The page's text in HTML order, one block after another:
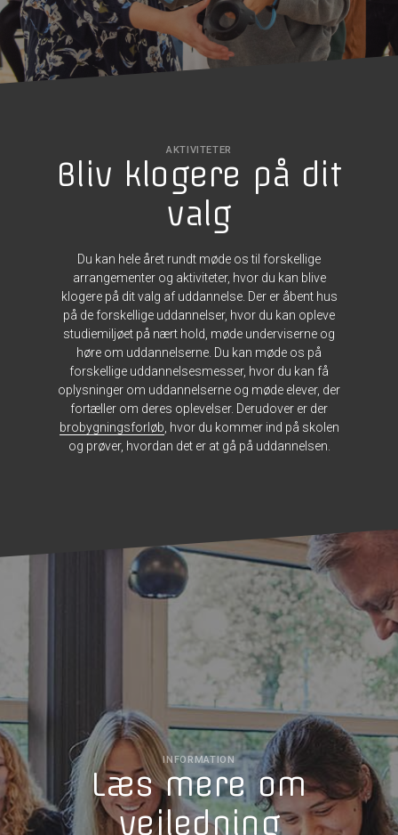
AKTIVITETER
Bliv klogere på dit
valg
Du kan hele året rundt møde os til forskellige
arrangementer og aktiviteter, hvor du kan blive
klogere på dit valg af uddannelse. Der er åbent hus
på de forskellige uddannelser, hvor du kan opleve
studiemiljøet på nært hold, møde underviserne og
høre om uddannelserne. Du kan møde os på
forskellige uddannelsesmesser, hvor du kan få
oplysninger om uddannelserne og møde elever, der
fortæller om deres oplevelser. Derudover er der
brobygningsforløb , hvor du kommer ind på skolen
og prøver, hvordan det er at gå på uddannelsen.
INFORMATION
Læs mere om
vejledning